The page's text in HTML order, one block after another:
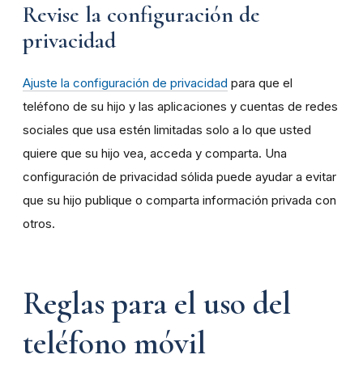
Revise la configuración de
privacidad
Ajuste la configuración de privacidad para que el
teléfono de su hijo y las aplicaciones y cuentas de redes
sociales que usa estén limitadas solo a lo que usted
quiere que su hijo vea, acceda y comparta. Una
configuración de privacidad sólida puede ayudar a evitar
que su hijo publique o comparta información privada con
otros.
Reglas para el uso del
teléfono móvil